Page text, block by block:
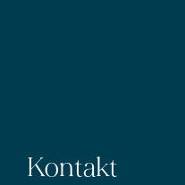
Kontakt